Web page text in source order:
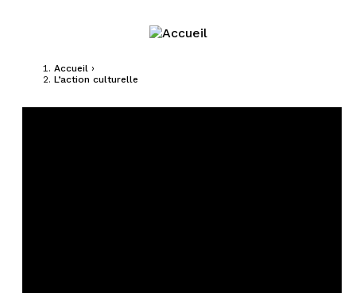
Vous êtes ici
Accueil ›
L’action culturelle